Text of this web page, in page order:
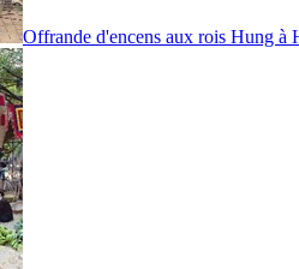
Offrande d'encens aux rois Hung